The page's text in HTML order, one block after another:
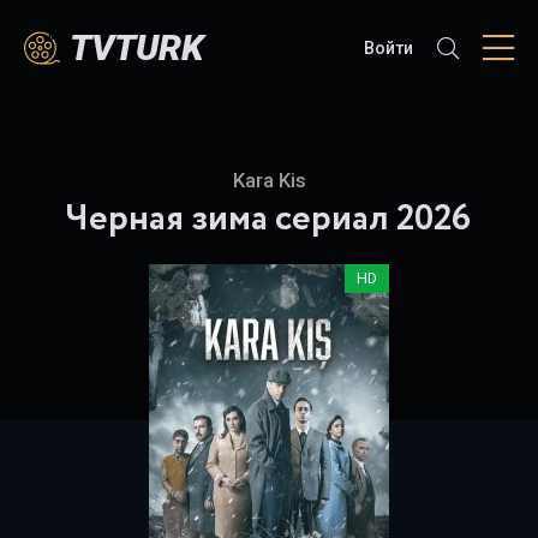
TVTURK Войти
Черная зима сериал 2026
HD
Kara Kis